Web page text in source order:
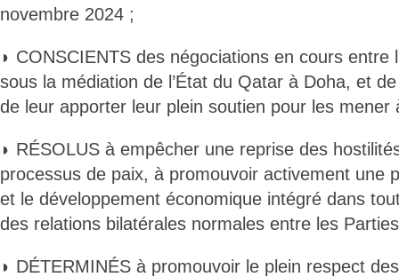
novembre 2024 ;
◗ CONSCIENTS des négociations en cours entre
sous la médiation de l’État du Qatar à Doha, et
de leur apporter leur plein soutien pour les mener
◗ RÉSOLUS à empêcher une reprise des
processus de paix, à promouvoir activement une
et le développement économique intégré dans
des relations bilatérales normales entre les
◗ DÉTERMINÉS à promouvoir le plein respect